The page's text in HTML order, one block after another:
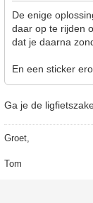
De enige
daar op te rijden
dat je daarna
En een sticker
Ga je de
Groet,
Tom